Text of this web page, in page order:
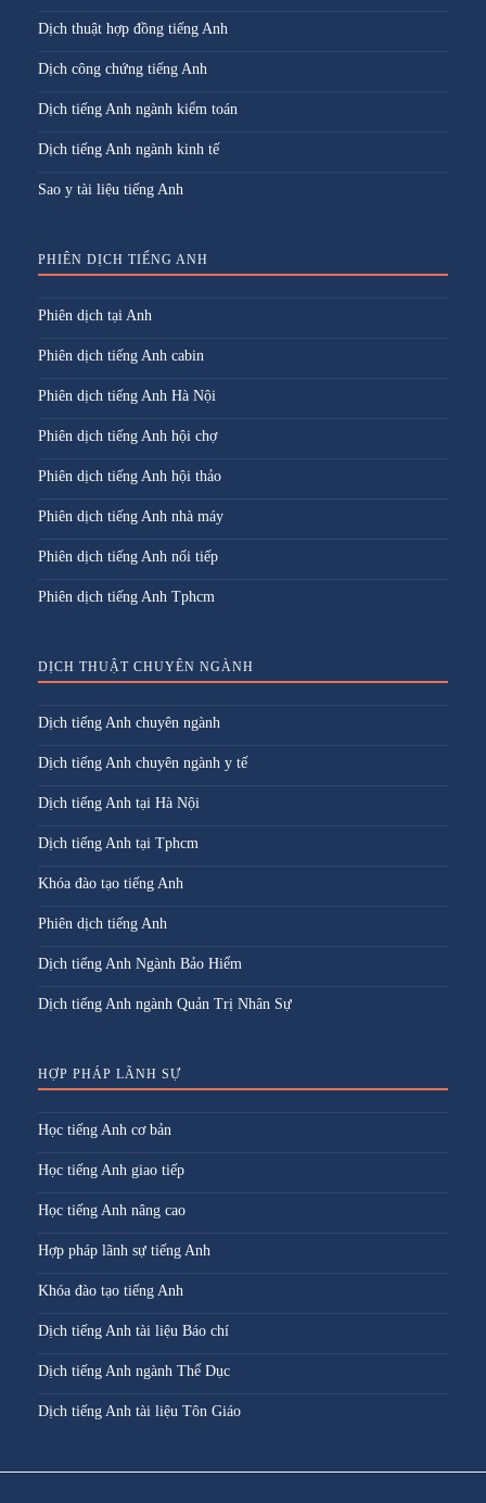
Dịch thuật hợp đồng tiếng Anh
Dịch công chứng tiếng Anh
Dịch tiếng Anh ngành kiểm toán
Dịch tiếng Anh ngành kinh tế
Sao y tài liệu tiếng Anh
PHIÊN DỊCH TIẾNG ANH
Phiên dịch tại Anh
Phiên dịch tiếng Anh cabin
Phiên dịch tiếng Anh Hà Nội
Phiên dịch tiếng Anh hội chợ
Phiên dịch tiếng Anh hội thảo
Phiên dịch tiếng Anh nhà máy
Phiên dịch tiếng Anh nối tiếp
Phiên dịch tiếng Anh Tphcm
DỊCH THUẬT CHUYÊN NGÀNH
Dịch tiếng Anh chuyên ngành
Dịch tiếng Anh chuyên ngành y tế
Dịch tiếng Anh tại Hà Nội
Dịch tiếng Anh tại Tphcm
Khóa đào tạo tiếng Anh
Phiên dịch tiếng Anh
Dịch tiếng Anh Ngành Bảo Hiểm
Dịch tiếng Anh ngành Quản Trị Nhân Sự
HỢP PHÁP LÃNH SỰ
Học tiếng Anh cơ bản
Học tiếng Anh giao tiếp
Học tiếng Anh nâng cao
Hợp pháp lãnh sự tiếng Anh
Khóa đào tạo tiếng Anh
Dịch tiếng Anh tài liệu Báo chí
Dịch tiếng Anh ngành Thể Dục
Dịch tiếng Anh tài liệu Tôn Giáo